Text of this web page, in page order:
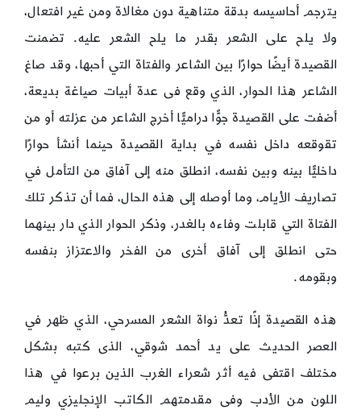
يترجم أحاسيسه بدقة متناهية دون مغالاة ومن غير افتعال،
ولا يلح على الشعر بقدر ما يلح الشعر عليه. تضمنت
القصيدة أيضًا حوارًا بين الشاعر والفتاة التي أحبها، وقد صاغ
الشاعر هذا الحوار، الذي وقع فى عدة أبيات صياغة بديعة،
أضفت على القصيدة جوًّا دراميًّا أخرج الشاعر من عزلته أو من
تقوقعه داخل نفسه في بداية القصيدة حينما أنشأ حوارًا
داخليًّا بينه وبين نفسه، انطلق منه إلى آفاق من التأمل في
تصاريف الأيام، وما أوصله إلى هذه الحال، فما أن تذكر تلك
الفتاة التي قابلت وفاءه بالغدر، وذكر الحوار الذي دار بينهما
حتى انطلق إلى آفاق أخرى من الفخر والاعتزاز بنفسه
وبقومه.
هذه القصيدة إذًا تعدُّ نواة الشعر المسرحي، الذي ظهر في
العصر الحديث على يد أحمد شوقي، الذى كتبه بشكل
مختلف اقتفى فيه أثر شعراء الغرب الذين برعوا في هذا
اللون من الأدب وفى مقدمتهم الكاتب الإنجليزي وليم